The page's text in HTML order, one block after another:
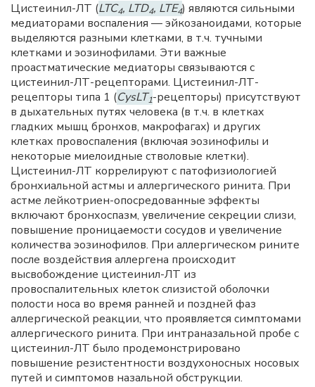
Цистеинил-ЛТ (LTC4, LTD4, LTE4) являются сильными
медиаторами воспаления — эйкозаноидами, которые
выделяются разными клетками, в т.ч. тучными
клетками и эозинофилами. Эти важные
проастматические медиаторы связываются с
цистеинил-ЛТ-рецепторами. Цистеинил-ЛТ-
рецепторы типа 1 (CysLT1-рецепторы) присутствуют
в дыхательных путях человека (в т.ч. в клетках
гладких мышц бронхов, макрофагах) и других
клетках провоспаления (включая эозинофилы и
некоторые миелоидные стволовые клетки).
Цистеинил-ЛТ коррелируют с патофизиологией
бронхиальной астмы и аллергического ринита. При
астме лейкотриен-опосредованные эффекты
включают бронхоспазм, увеличение секреции слизи,
повышение проницаемости сосудов и увеличение
количества эозинофилов. При аллергическом рините
после воздействия аллергена происходит
высвобождение цистеинил-ЛТ из
провоспалительных клеток слизистой оболочки
полости носа во время ранней и поздней фаз
аллергической реакции, что проявляется симптомами
аллергического ринита. При интраназальной пробе с
цистеинил-ЛТ было продемонстрировано
повышение резистентности воздухоносных носовых
путей и симптомов назальной обструкции.